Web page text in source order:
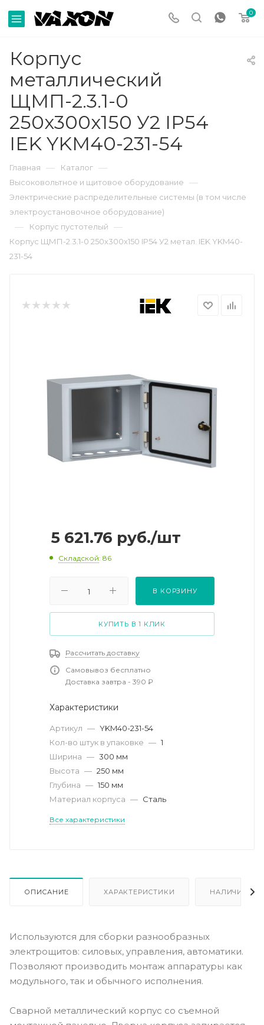
0
Корпус
металлический
ЩМП-2.3.1-0
250х300х150 У2 IP54
IEK YKM40-231-54
Главная — Каталог —
Высоковольтное и щитовое оборудование —
Электрические распределительные системы (в том числе
электроустановочное оборудование)
— Корпус пустотелый —
Корпус ЩМП-2.3.1-0 250х300х150 IP54 У2 метал. IEK YKM40-
231-54
5 621.76 руб./шт
Складской: 86
В КОРЗИНУ
КУПИТЬ В 1 КЛИК
Рассчитать доставку
Самовывоз бесплатно
Доставка завтра - 390 ₽
Характеристики
Артикул — YKM40-231-54
Кол-во штук в упаковке — 1
Ширина — 300 мм
Высота — 250 мм
Глубина — 150 мм
Материал корпуса — Сталь
Все характеристики
ОПИСАНИЕ ХАРАКТЕРИСТИКИ НАЛИЧИЕ
Используются для сборки разнообразных
электрощитов: силовых, управления, автоматики.
Позволяют производить монтаж аппаратуры как
модульного, так и обычного исполнения.
Сварной металлический корпус со съемной